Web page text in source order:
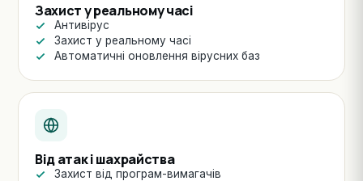
Захист у реальному часі
Антивірус
Захист у реальному часі
Автоматичні оновлення вірусних баз
Від атак і шахрайства
Захист від програм-вимагачів